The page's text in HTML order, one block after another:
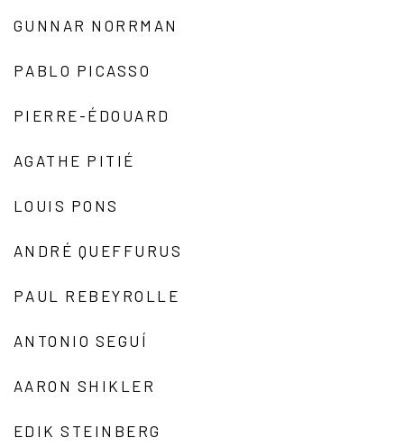
GUNNAR NORRMAN
PABLO PICASSO
PIERRE-ÉDOUARD
AGATHE PITIÉ
LOUIS PONS
ANDRÉ QUEFFURUS
PAUL REBEYROLLE
ANTONIO SEGUÍ
AARON SHIKLER
EDIK STEINBERG